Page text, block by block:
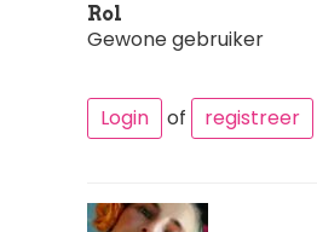
Rol
Gewone gebruiker
Login of registreer